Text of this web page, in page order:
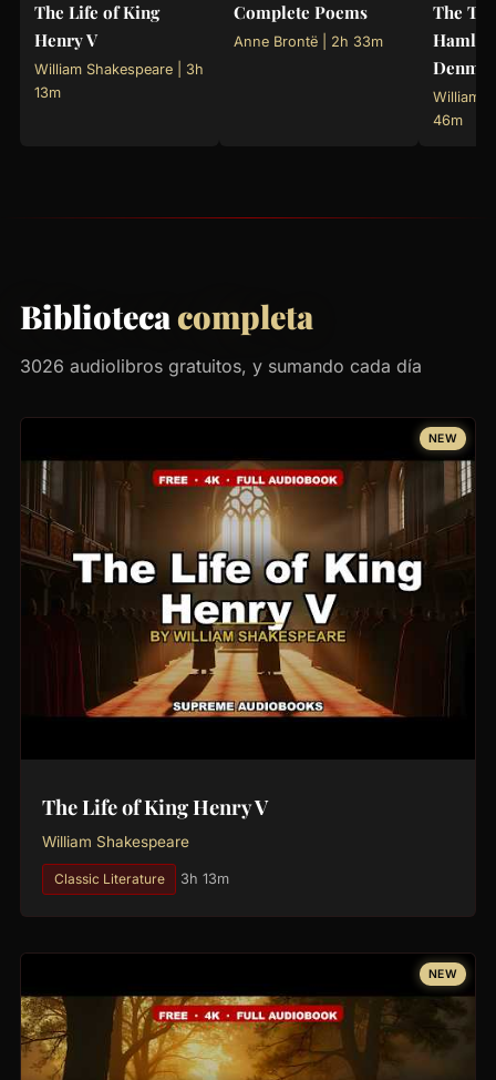
The Life of King
Henry V
William Shakespeare | 3h
13m
Complete Poems
Anne Brontë | 2h 33m
The
William
46m
Bibliotecacompleta
3026 audiolibros gratuitos, y sumando cada día
NEW
The Life of King Henry V
William Shakespeare
Classic Literature 3h 13m
NEW